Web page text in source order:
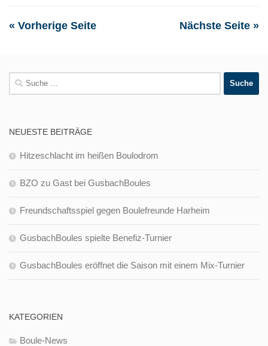
« Vorherige Seite Nächste Seite »
Suche
nach:
NEUESTE BEITRÄGE
Hitzeschlacht im heißen Boulodrom
BZO zu Gast bei GusbachBoules
Freundschaftsspiel gegen Boulefreunde Harheim
GusbachBoules spielte Benefiz-Turnier
GusbachBoules eröffnet die Saison mit einem Mix-Turnier
KATEGORIEN
Boule-News